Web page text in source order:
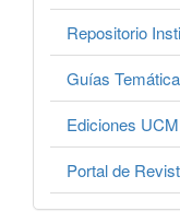
Repositorio
Guías
Ediciones UCM
Portal de